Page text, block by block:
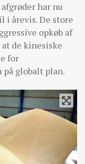
har nu
i årevis. De store
opkøb af
de kinesiske
for
globalt plan.